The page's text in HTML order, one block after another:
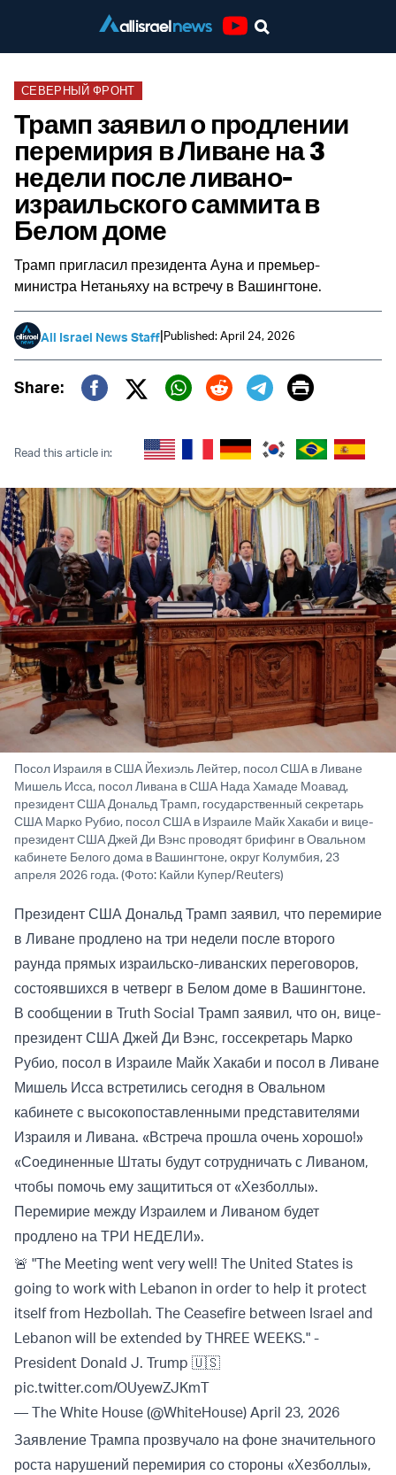
СЕВЕРНЫЙ ФРОНТ
Трамп заявил о продлении
перемирия в Ливане на 3
недели после ливано-
израильского саммита в
Белом доме
Трамп пригласил президента Ауна и премьер-
министра Нетаньяху на встречу в Вашингтоне.
All Israel News Staff|Published: April 24, 2026
Share:
Twitter (X)
Print
Read this article in:
Посол Израиля в США Йехиэль Лейтер, посол США в Ливане
Мишель Исса, посол Ливана в США Нада Хамаде Моавад,
президент США Дональд Трамп, государственный секретарь
США Марко Рубио, посол США в Израиле Майк Хакаби и вице-
президент США Джей Ди Вэнс проводят брифинг в Овальном
кабинете Белого дома в Вашингтоне, округ Колумбия, 23
апреля 2026 года. (Фото: Кайли Купер/Reuters)
Президент США Дональд Трамп заявил, что перемирие
в Ливане продлено на три недели после второго
раунда прямых израильско-ливанских переговоров,
состоявшихся в четверг в Белом доме в Вашингтоне.
В сообщении в Truth Social Трамп заявил, что он, вице-
президент США Джей Ди Вэнс, госсекретарь Марко
Рубио, посол в Израиле Майк Хакаби и посол в Ливане
Мишель Исса встретились сегодня в Овальном
кабинете с высокопоставленными представителями
Израиля и Ливана. «Встреча прошла очень хорошо!»
«Соединенные Штаты будут сотрудничать с Ливаном,
чтобы помочь ему защититься от «Хезболлы».
Перемирие между Израилем и Ливаном будет
продлено на ТРИ НЕДЕЛИ».
🚨 "The Meeting went very well! The United States is
going to work with Lebanon in order to help it protect
itself from Hezbollah. The Ceasefire between Israel and
Lebanon will be extended by THREE WEEKS." -
President Donald J. Trump 🇺🇸
pic.twitter.com/OUyewZJKmT
— The White House (@WhiteHouse) April 23, 2026
Заявление Трампа прозвучало на фоне значительного
роста нарушений перемирия со стороны «Хезболлы»,